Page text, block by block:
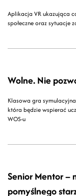
Aplikacja VR ukazująca
społeczne oraz sytuacje
Wolne. Nie
Klasowa gra
która będzie wspierać
WOS-u
Senior Mentor –
pomyślnego